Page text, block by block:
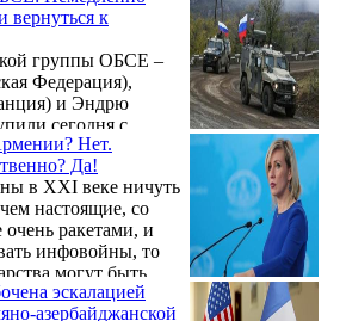
комитета по
в разговоре
вести
всех
соглашения
от 9 ноября
рабочих ...
вернуться к
группы ОБСЕ –
Федерация),
и Эндрю
сегодня с
Текст заявления на
на сайте ОБСЕ.
Нет.
Да!
в XXI веке ничуть
настоящие, со
ракетами, и
инфовойны, то
могут быть
на международной
эскалацией
азербайджанской